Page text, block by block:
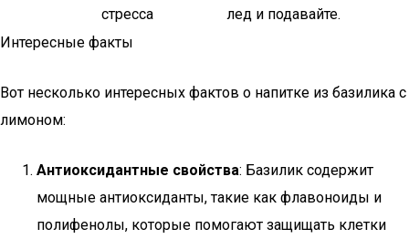
стресса
лед и подавайте.
Интересные факты
Вот несколько интересных фактов о напитке из базилика с
лимоном:
Антиоксидантные свойства: Базилик содержит
мощные антиоксиданты, такие как флавоноиды и
полифенолы, которые помогают защищать клетки